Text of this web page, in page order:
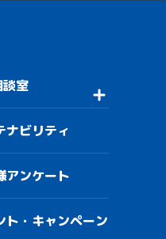
談室
ナビリティ
アンケート
ト・キャンペーン